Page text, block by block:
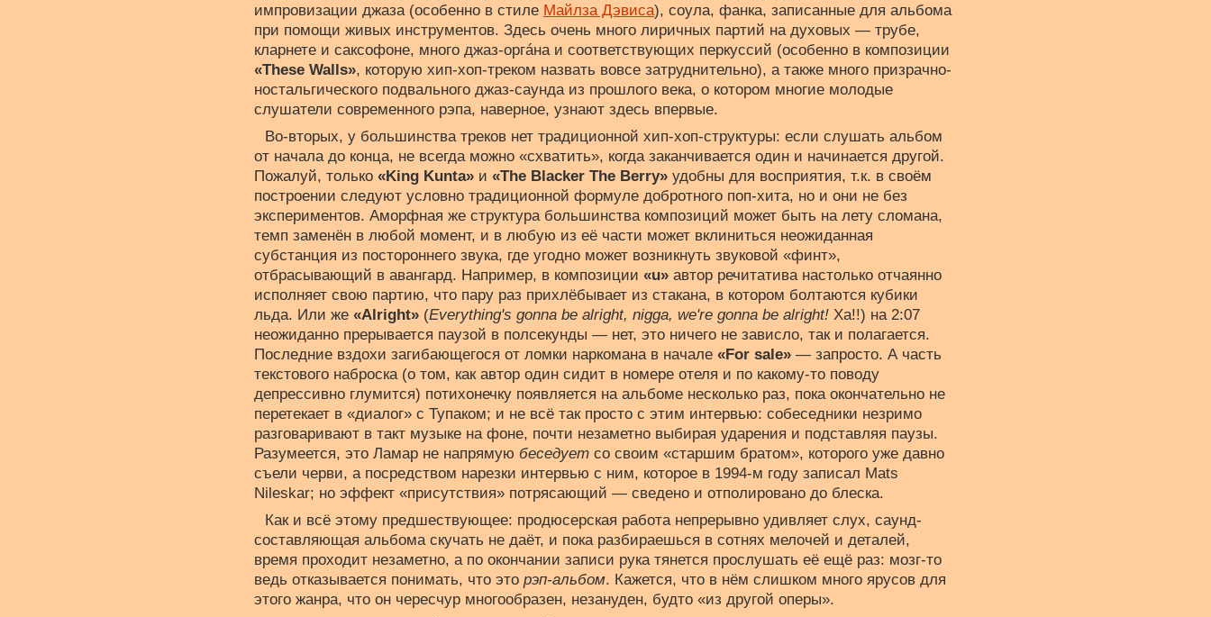
импровизации джаза (особенно в стиле Майлза Дэвиса), соула, фанка, записанные для альбома
при помощи живых инструментов. Здесь очень много лиричных партий на духовых — трубе,
кларнете и саксофоне, много джаз-оргáна и соответствующих перкуссий (особенно в композиции
«These Walls», которую хип-хоп-треком назвать вовсе затруднительно), а также много призрачно-
ностальгического подвального джаз-саунда из прошлого века, о котором многие молодые
слушатели современного рэпа, наверное, узнают здесь впервые.
Во-вторых, у большинства треков нет традиционной хип-хоп-структуры: если слушать альбом
от начала до конца, не всегда можно «схватить», когда заканчивается один и начинается другой.
Пожалуй, только «King Kunta» и «The Blacker The Berry» удобны для восприятия, т.к. в своём
построении следуют условно традиционной формуле добротного поп-хита, но и они не без
экспериментов. Аморфная же структура большинства композиций может быть на лету сломана,
темп заменён в любой момент, и в любую из её части может вклиниться неожиданная
субстанция из постороннего звука, где угодно может возникнуть звуковой «финт»,
отбрасывающий в авангард. Например, в композиции «u» автор речитатива настолько отчаянно
исполняет свою партию, что пару раз прихлёбывает из стакана, в котором болтаются кубики
льда. Или же «Alright» (Everything's gonna be alright, nigga, we're gonna be alright! Ха!!) на 2:07
неожиданно прерывается паузой в полсекунды — нет, это ничего не зависло, так и полагается.
Последние вздохи загибающегося от ломки наркомана в начале «For sale» — запросто. А часть
текстового наброска (о том, как автор один сидит в номере отеля и по какому-то поводу
депрессивно глумится) потихонечку появляется на альбоме несколько раз, пока окончательно не
перетекает в «диалог» с Тупаком; и не всё так просто с этим интервью: собеседники незримо
разговаривают в такт музыке на фоне, почти незаметно выбирая ударения и подставляя паузы.
Разумеется, это Ламар не напрямую беседует со своим «старшим братом», которого уже давно
съели черви, а посредством нарезки интервью с ним, которое в 1994-м году записал Mats
Nileskar; но эффект «присутствия» потрясающий — сведено и отполировано до блеска.
Как и всё этому предшествующее: продюсерская работа непрерывно удивляет слух, саунд-
составляющая альбома скучать не даёт, и пока разбираешься в сотнях мелочей и деталей,
время проходит незаметно, а по окончании записи рука тянется прослушать её ещё раз: мозг-то
ведь отказывается понимать, что это рэп-альбом. Кажется, что в нём слишком много ярусов для
этого жанра, что он чересчур многообразен, незануден, будто «из другой оперы».